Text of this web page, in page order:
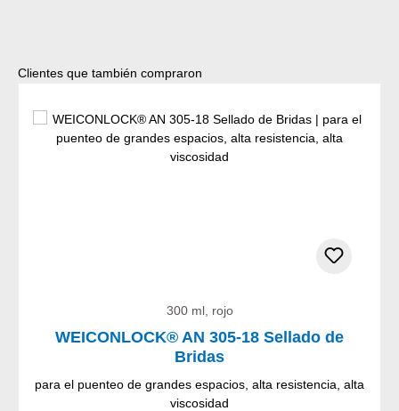
Omitir la galería de productos
Clientes que también compraron
300 ml, rojo
WEICONLOCK® AN 305-18 Sellado de
Bridas
para el puenteo de grandes espacios, alta resistencia, alta
viscosidad